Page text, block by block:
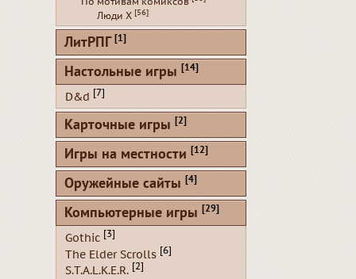
Люди Х [56]
ЛитРПГ [1]
Настольные игры [14]
D&d [7]
Карточные игры [2]
Игры на местности [12]
Оружейные сайты [4]
Компьютерные игры [29]
Gothic [3]
The Elder Scrolls [6]
S.T.A.L.K.E.R. [2]